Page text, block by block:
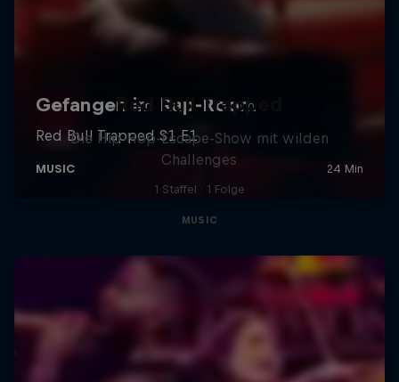
Red Bull Trapped
Die Hip-Hop-Escape-Show mit wilden
Challenges
1 Staffel · 1 Folge
MUSIC